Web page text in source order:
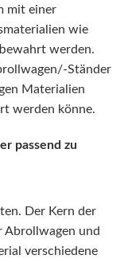
mit einer
wie
werden.
Ständer
Materialien
werden könne.
passend zu
Der Kern der
Abrollwagen und
verschiedene